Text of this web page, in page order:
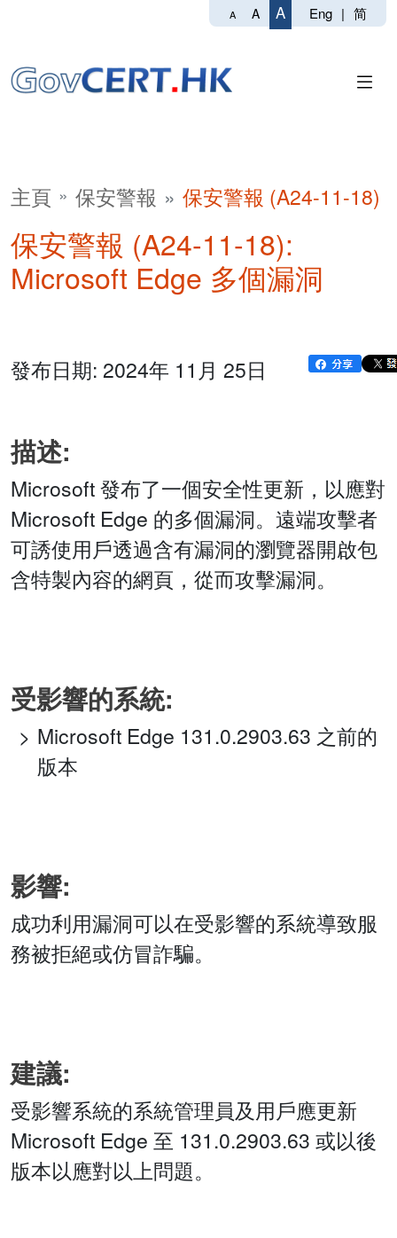
A A A Eng | 简
主頁 保安警報 保安警報 (A24-11-18)
保安警報 (A24-11-18):
Microsoft Edge 多個漏洞
發布日期: 2024年 11月 25日
描述:
Microsoft 發布了一個安全性更新，以應對
Microsoft Edge 的多個漏洞。遠端攻擊者
可誘使用戶透過含有漏洞的瀏覽器開啟包
含特製內容的網頁，從而攻擊漏洞。
受影響的系統:
Microsoft Edge 131.0.2903.63 之前的
版本
影響:
成功利用漏洞可以在受影響的系統導致服
務被拒絕或仿冒詐騙。
建議:
受影響系統的系統管理員及用戶應更新
Microsoft Edge 至 131.0.2903.63 或以後
版本以應對以上問題。